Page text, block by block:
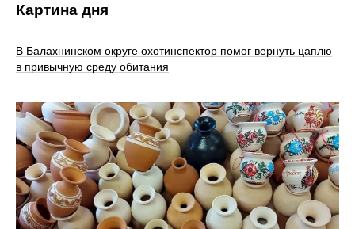
Картина дня
В Балахнинском округе охотинспектор помог вернуть цаплю
в привычную среду обитания